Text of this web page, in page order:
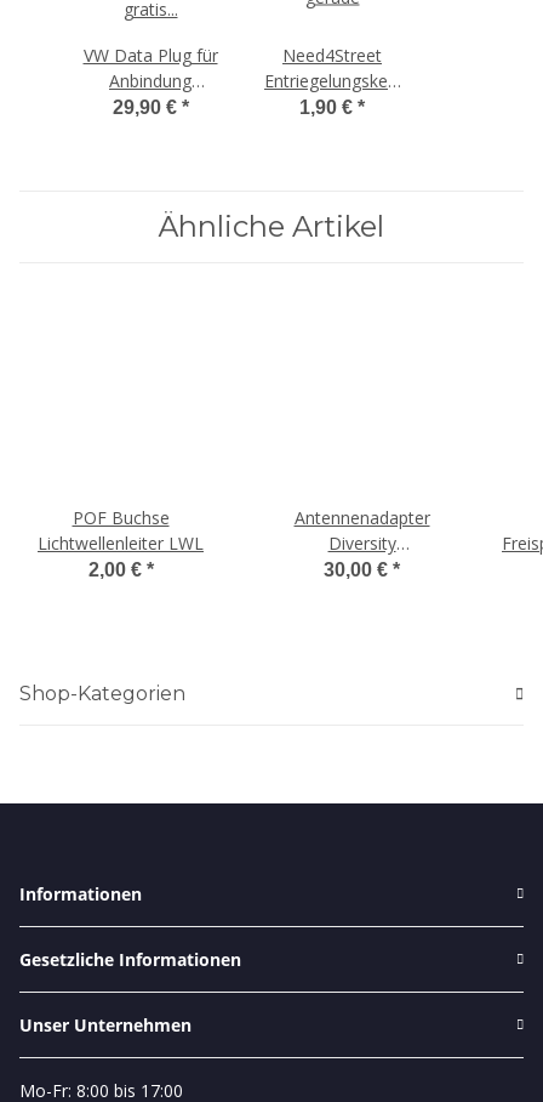
VW Data Plug für
Anbindung
Smartphone,
29,90 € *
Need4Street
Entriegelungskeil,
ab 100€
1,90 € *
Ähnliche Artikel
POF Buchse
Lichtwellenleiter LWL
2,00 € *
Antennenadapter
Diversity
Navigationseinheit RNS-
30,00 € *
Shop-Kategorien
Informationen
Gesetzliche Informationen
Unser Unternehmen
Mo-Fr: 8:00 bis 17:00